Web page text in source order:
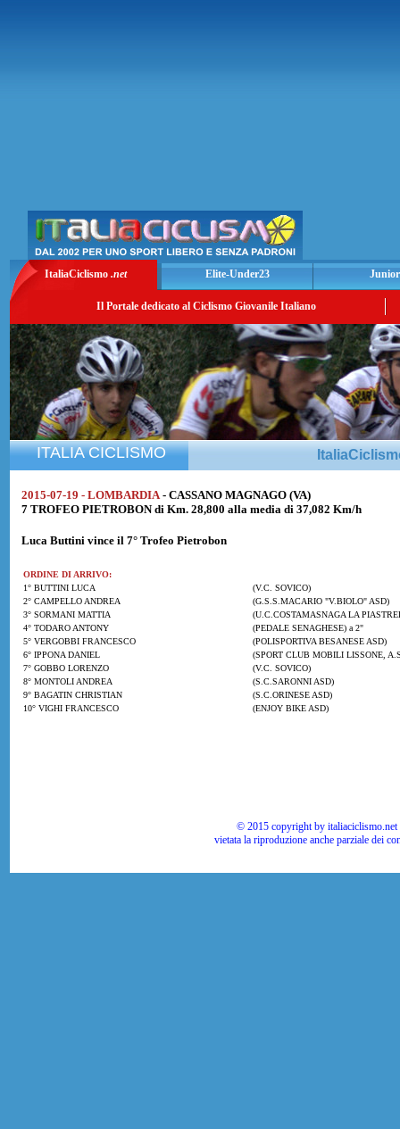
ItaliaCiclismo .net Elite-Under23
Il Portale dedicato al Ciclismo Giovanile Italiano
ITALIA CICLISMO
2015-07-19 - LOMBARDIA - CASSANO MAGNAGO (VA)
7 TROFEO PIETROBON di Km. 28,800 alla media di 37,082 Km/h
Luca Buttini vince il 7° Trofeo Pietrobon
ORDINE DI ARRIVO:
1° BUTTINI LUCA
(V.C. SOVICO)
2° CAMPELLO ANDREA
(G.S.S.MACARIO "V.BIOLO" ASD)
3° SORMANI MATTIA
(U.C.COSTAMASNAGA LA
4° TODARO ANTONY
(PEDALE SENAGHESE) a 2"
5° VERGOBBI FRANCESCO
(POLISPORTIVA BESANESE ASD)
6° IPPONA DANIEL
(SPORT CLUB MOBILI LISSONE,
7° GOBBO LORENZO
(V.C. SOVICO)
8° MONTOLI ANDREA
(S.C.SARONNI ASD)
9° BAGATIN CHRISTIAN
(S.C.ORINESE ASD)
10° VIGHI FRANCESCO
(ENJOY BIKE ASD)
© 2015 copyright by
vietata la riproduzione anche parziale dei